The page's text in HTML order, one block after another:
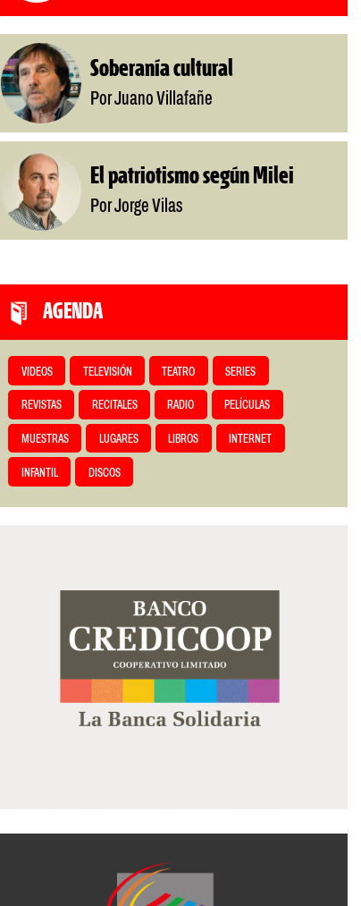
Soberanía cultural
Por Juano Villafañe
El patriotismo según Milei
Por Jorge Vilas
AGENDA
VIDEOS TELEVISIÓN TEATRO SERIES
REVISTAS RECITALES RADIO PELÍCULAS
MUESTRAS LUGARES LIBROS INTERNET
INFANTIL DISCOS